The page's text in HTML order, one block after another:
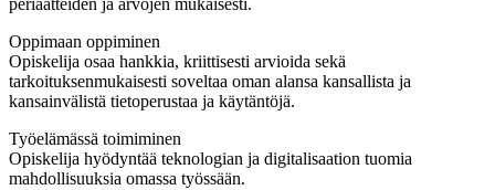
periaatteiden ja arvojen mukaisesti.
Oppimaan oppiminen
Opiskelija osaa hankkia, kriittisesti arvioida sekä
tarkoituksenmukaisesti soveltaa oman alansa kansallista ja
kansainvälistä tietoperustaa ja käytäntöjä.
Työelämässä toimiminen
Opiskelija hyödyntää teknologian ja digitalisaation tuomia
mahdollisuuksia omassa työssään.